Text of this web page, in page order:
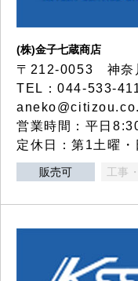
(株)金子七蔵商店
〒212-0053 神奈
TEL：044-533-
営業時間：平日
定休日：第1土曜・
販売可 工事